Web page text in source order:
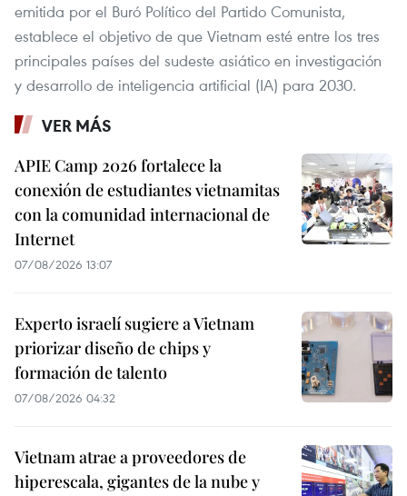
emitida por el Buró Político del Partido Comunista,
establece el objetivo de que Vietnam esté entre los tres
principales países del sudeste asiático en investigación
y desarrollo de inteligencia artificial (IA) para 2030.
VER MÁS
APIE Camp 2026 fortalece la
conexión de estudiantes vietnamitas
con la comunidad internacional de
Internet
07/08/2026 13:07
Experto israelí sugiere a Vietnam
priorizar diseño de chips y
formación de talento
07/08/2026 04:32
Vietnam atrae a proveedores de
hiperescala, gigantes de la nube y